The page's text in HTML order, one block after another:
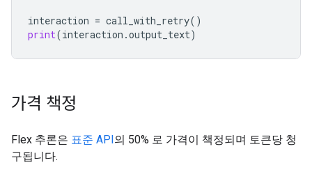
interaction = call_with_retry()
print(interaction .output_text)
가격 책정
Flex 추론은 표준 API의 50% 로 가격이 책정되며 토큰당 청
구됩니다.